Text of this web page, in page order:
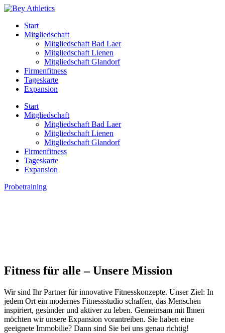
Start
Mitgliedschaft
Mitgliedschaft Bad Laer
Mitgliedschaft Lienen
Mitgliedschaft Glandorf
Firmenfitness
Tageskarte
Expansion
Start
Mitgliedschaft
Mitgliedschaft Bad Laer
Mitgliedschaft Lienen
Mitgliedschaft Glandorf
Firmenfitness
Tageskarte
Expansion
Probetraining
Fitness für alle – Unsere Mission
Wir sind Ihr Partner für innovative Fitnesskonzepte. Unser Ziel: In
jedem Ort ein modernes Fitnessstudio schaffen, das Menschen
inspiriert, gesünder und aktiver zu leben. Gemeinsam mit Ihnen
möchten wir unsere Expansion vorantreiben. Sie haben eine
geeignete Immobilie? Dann sind Sie bei uns genau richtig!